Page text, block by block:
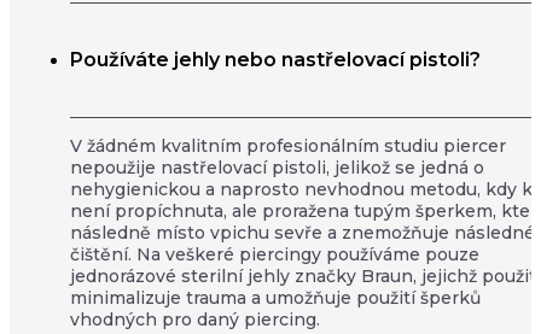
Používáte jehly nebo nastřelovací pistoli?
V žádném kvalitním profesionálním studiu piercer
nepoužije nastřelovací pistoli, jelikož se jedná o
nehygienickou a naprosto nevhodnou metodu, kdy
není propíchnuta, ale proražena tupým šperkem,
následně místo vpichu sevře a znemožňuje následné
čištění. Na veškeré piercingy používáme pouze
jednorázové sterilní jehly značky Braun, jejichž použití
minimalizuje trauma a umožňuje použití šperků
vhodných pro daný piercing.